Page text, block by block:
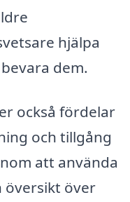
hjälpa
dem.
också fördelar
och tillgång
att använda
översikt över